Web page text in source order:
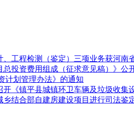
工程检测（鉴定）三项业务获河
投资费用组成（征求意见稿）》公
计划管理办法》的通知
《镇平县城镇环卫车辆及垃圾收集
结合部自建房建设项目进行司法鉴